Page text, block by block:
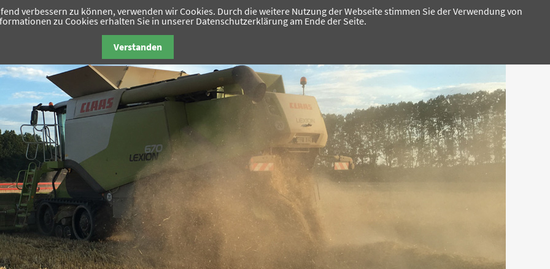
Ackerbau Grünland AUK Mutterkühe
verbessern zu können, verwenden wir Cookies. Durch die weitere Nutzung der Webseite stimmen Sie der Verwendung von
zu Cookies erhalten Sie in unserer Datenschutzerklärung am Ende der Seite.
Verstanden